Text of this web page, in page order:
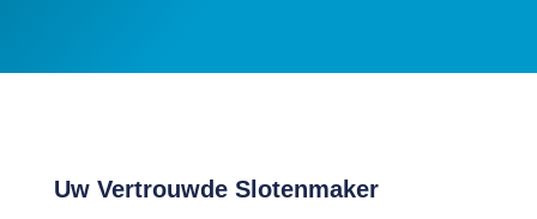
Uw Vertrouwde Slotenmaker